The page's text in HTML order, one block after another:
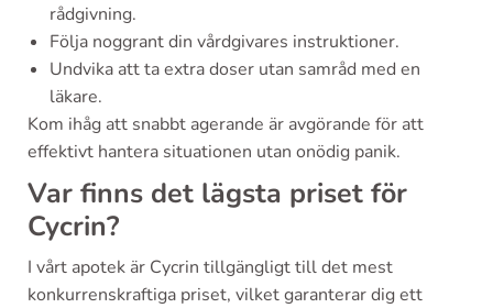
rådgivning.
Följa noggrant din vårdgivares instruktioner.
Undvika att ta extra doser utan samråd med en
läkare.
Kom ihåg att snabbt agerande är avgörande för att
effektivt hantera situationen utan onödig panik.
Var finns det lägsta priset för
Cycrin?
I vårt apotek är Cycrin tillgängligt till det mest
konkurrenskraftiga priset, vilket garanterar dig ett